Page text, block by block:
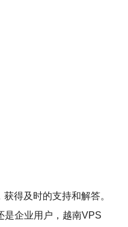
得及时的支持和解答。
是企业用户，越南VPS